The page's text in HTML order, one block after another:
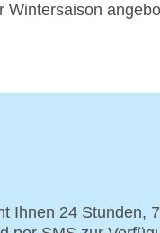
Wintersaison
Ihnen 24 Stunden,